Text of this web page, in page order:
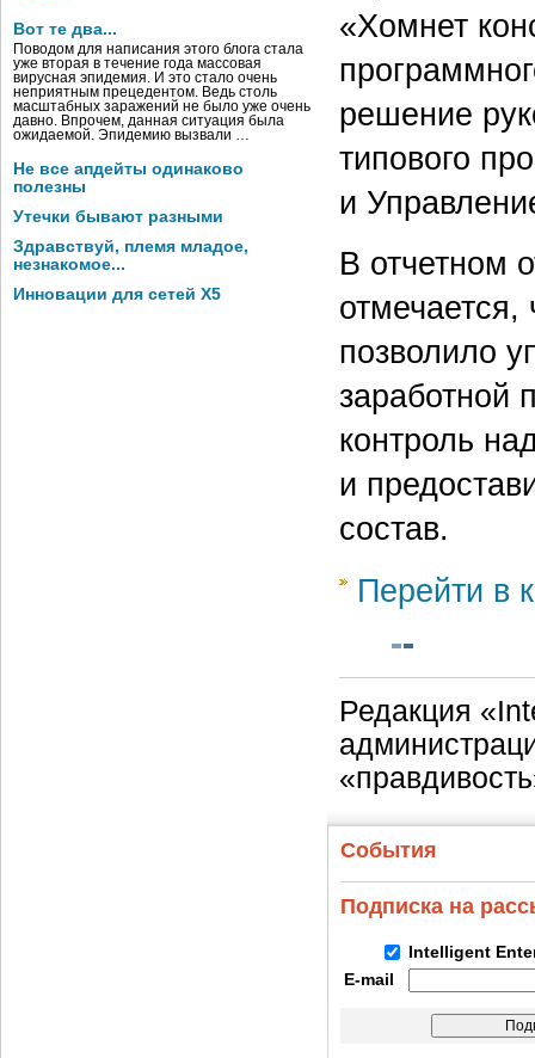
Вот те два...
Поводом для написания этого блога стала
уже вторая в течение года массовая
вирусная эпидемия. И это стало очень
неприятным прецедентом. Ведь столь
масштабных заражений не было уже очень
давно. Впрочем, данная ситуация была
ожидаемой. Эпидемию вызвали …
Не все апдейты одинаково
полезны
Утечки бывают разными
Здравствуй, племя младое,
незнакомое...
Инновации для сетей X5
«Хомнет
решение
типового
и
В отчетном
отмечается,
позволило
заработной
контроль
и
состав.
Перейти в
Редакция
События
Подписка на
Intelligent
E-mail